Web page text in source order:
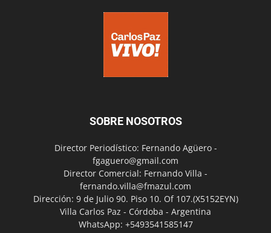
SOBRE NOSOTROS
Director Periodístico: Fernando Agüero -
fgaguero@gmail.com
Director Comercial: Fernando Villa -
fernando.villa@fmazul.com
Dirección: 9 de Julio 90. Piso 10. Of 107.(X5152EYN)
Villa Carlos Paz - Córdoba - Argentina
WhatsApp: +5493541585147